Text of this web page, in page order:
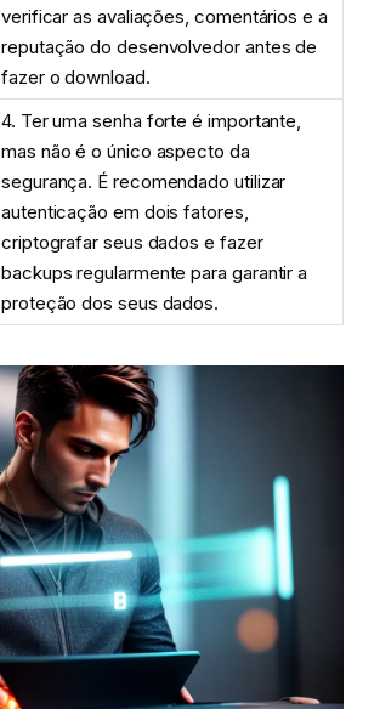
verificar as avaliações, comentários e a
reputação do desenvolvedor antes de
fazer o download.
4. Ter uma senha forte é importante,
mas não é o único aspecto da
segurança. É recomendado utilizar
autenticação em dois fatores,
criptografar seus dados e fazer
backups regularmente para garantir a
proteção dos seus dados.